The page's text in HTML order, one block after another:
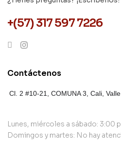
+(57) 317 597 7226
Contáctenos
Cl. 2 #10-21, COMUNA 3, Cali,
Lunes, miércoles a sábado: 3:00
Domingos y martes: No hay